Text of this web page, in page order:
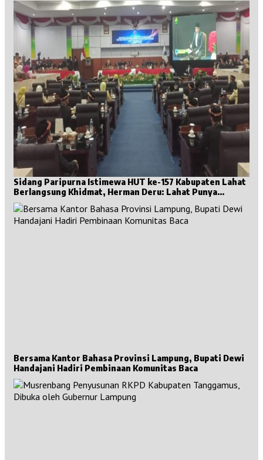
Sidang Paripurna Istimewa HUT ke-157 Kabupaten Lahat
Berlangsung Khidmat, Herman Deru: Lahat Punya
Sejarah Besar untuk Sumsel
Bersama Kantor Bahasa Provinsi Lampung, Bupati Dewi
Handajani Hadiri Pembinaan Komunitas Baca